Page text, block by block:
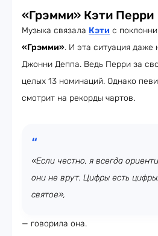
«Грэмми» Кэти Перри
Музыка связала Кэти с
«Грэмми». И эта ситуация даже
Джонни Деппа. Ведь Перри за
целых 13 номинаций. Однако
смотрит на рекорды чартов.
«Если честно, я всегда
они не врут. Цифры есть
святое»,
— говорила она.